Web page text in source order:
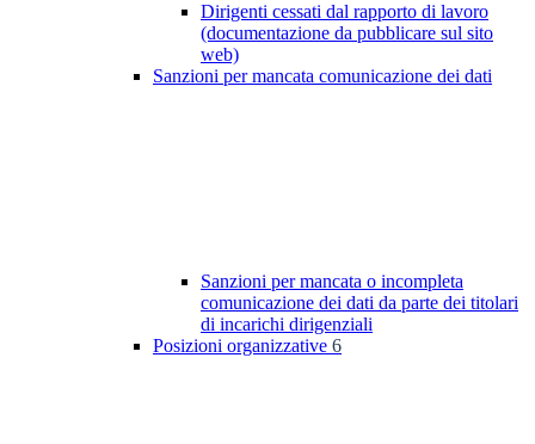
Dirigenti cessati dal rapporto di lavoro
(documentazione da pubblicare sul sito
web)
Sanzioni per mancata comunicazione dei dati
Sanzioni per mancata o incompleta
comunicazione dei dati da parte dei titolari
di incarichi dirigenziali
Posizioni organizzative 6